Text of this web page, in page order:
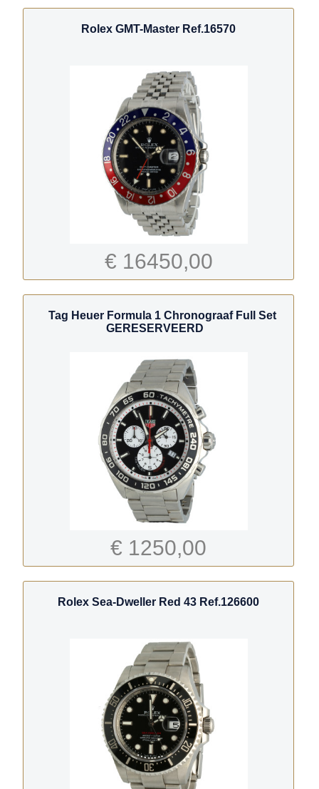
Rolex GMT-Master Ref.16570
€ 16450,00
Tag Heuer Formula 1 Chronograaf Full Set
GERESERVEERD
€ 1250,00
Rolex Sea-Dweller Red 43 Ref.126600